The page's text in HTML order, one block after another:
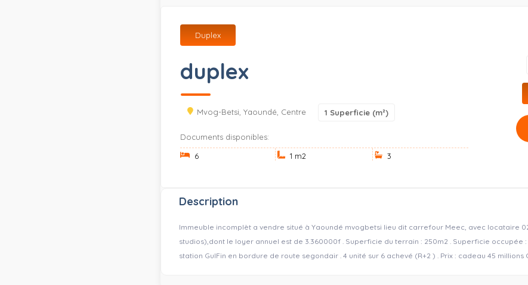
Duplex
duplex
Mvog-Betsi, Yaoundé, Centre 1 Superficie (m²)
Documents disponibles:
6
1 m2 3
Description
Immeuble incomplèt a vendre situé à Yaoundé mvogbetsi lieu dit carrefour Meec, avec locataire
studios),dont le loyer annuel est de 3.360000f . Superficie du terrain : 250m2 . Superficie occupée :
station GulFin en bordure de route segondair . 4 unité sur 6 achevé (R+2 ) . Prix : cadeau 45 millions